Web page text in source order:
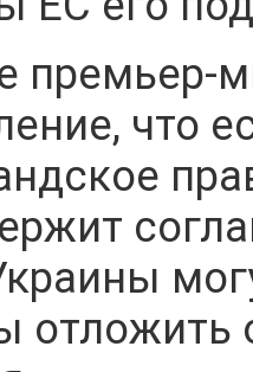
премьер-
что
отложить